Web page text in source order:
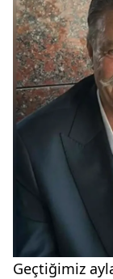
Geçtiğimiz